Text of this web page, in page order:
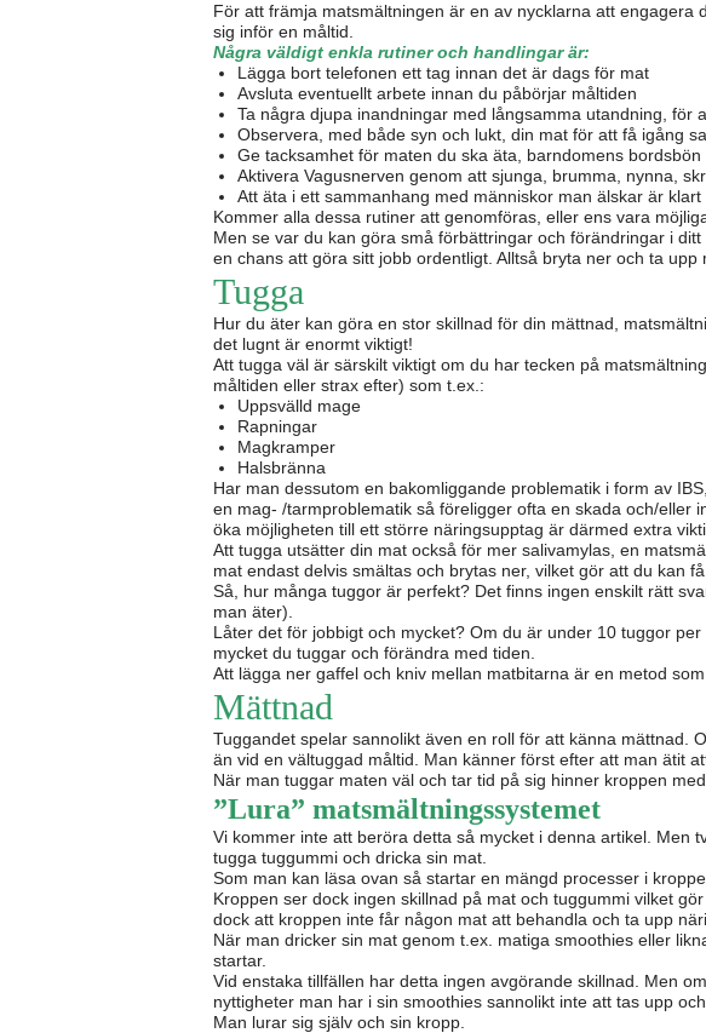
För att främja matsmältningen är en av nycklarna att
sig inför en måltid.
Några väldigt enkla rutiner och handlingar är:
Lägga bort telefonen ett tag innan det är dags för mat
Avsluta eventuellt arbete innan du påbörjar måltiden
Ta några djupa inandningar med långsamma utandning, för
Observera, med både syn och lukt, din mat för att få igång
Ge tacksamhet för maten du ska äta, barndomens
Aktivera Vagusnerven genom att sjunga, brumma, nynna,
Att äta i ett sammanhang med människor man älskar är
Kommer alla dessa rutiner att genomföras, eller ens vara
Men se var du kan göra små förbättringar och förändringar i
en chans att göra sitt jobb ordentligt. Alltså bryta ner och ta
Tugga
Hur du äter kan göra en stor skillnad för din mättnad,
det lugnt är enormt viktigt!
Att tugga väl är särskilt viktigt om du har tecken på
måltiden eller strax efter) som t.ex.:
Uppsvälld mage
Rapningar
Magkramper
Halsbränna
Har man dessutom en bakomliggande problematik i form av
en mag- /tarmproblematik så föreligger ofta en skada och/eller
öka möjligheten till ett större näringsupptag är därmed extra
Att tugga utsätter din mat också för mer salivamylas, en
mat endast delvis smältas och brytas ner, vilket gör att du kan
Så, hur många tuggor är perfekt? Det finns ingen enskilt rätt
man äter).
Låter det för jobbigt och mycket? Om du är under 10 tuggor
mycket du tuggar och förändra med tiden.
Att lägga ner gaffel och kniv mellan matbitarna är en metod
Mättnad
Tuggandet spelar sannolikt även en roll för att känna mättnad.
än vid en vältuggad måltid. Man känner först efter att man ätit
När man tuggar maten väl och tar tid på sig hinner kroppen
”Lura” matsmältningssystemet
Vi kommer inte att beröra detta så mycket i denna artikel. Men
tugga tuggummi och dricka sin mat.
Som man kan läsa ovan så startar en mängd processer i
Kroppen ser dock ingen skillnad på mat och tuggummi vilket
dock att kroppen inte får någon mat att behandla och ta upp
När man dricker sin mat genom t.ex. matiga smoothies eller
startar.
Vid enstaka tillfällen har detta ingen avgörande skillnad. Men
nyttigheter man har i sin smoothies sannolikt inte att tas upp
Man lurar sig själv och sin kropp.